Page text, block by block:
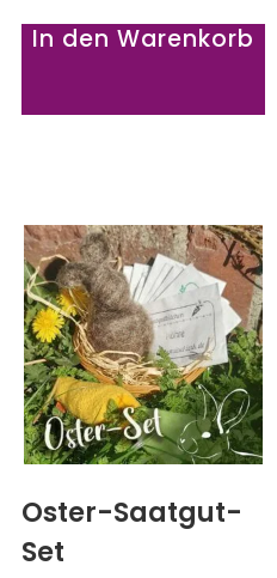
In den Warenkorb
Oster-Saatgut-
Set